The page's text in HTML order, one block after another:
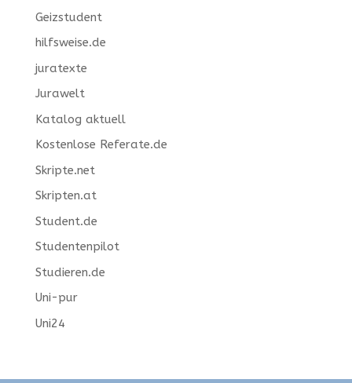
Geizstudent
hilfsweise.de
juratexte
Jurawelt
Katalog aktuell
Kostenlose Referate.de
Skripte.net
Skripten.at
Student.de
Studentenpilot
Studieren.de
Uni-pur
Uni24